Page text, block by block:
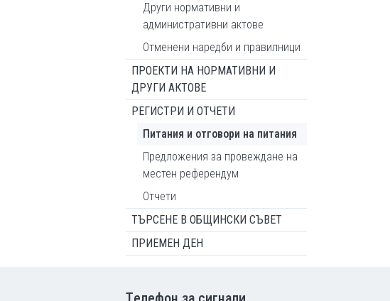
Други нормативни и
административни актове
Отменени наредби и правилници
ПРОЕКТИ НА НОРМАТИВНИ И
ДРУГИ АКТОВЕ
РЕГИСТРИ И ОТЧЕТИ
Питания и отговори на питания
Предложения за провеждане на
местен референдум
Отчети
ТЪРСЕНЕ В ОБЩИНСКИ СЪВЕТ
ПРИЕМЕН ДЕН